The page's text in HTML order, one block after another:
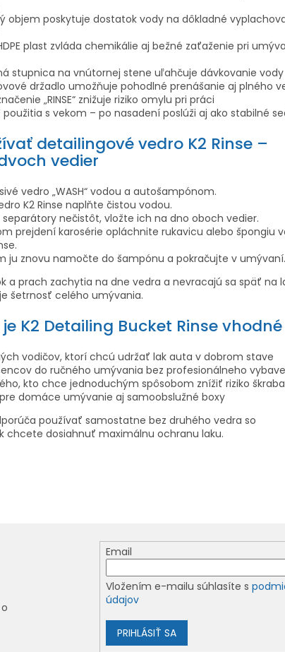
objem poskytuje dostatok vody na dôkladné
plast zvláda chemikálie aj bežné zaťaženie pri
stupnica na vnútornej stene uľahčuje dávkovanie vody
držadlo umožňuje pohodlné prenášanie aj plného
„RINSE“ znižuje riziko omylu pri práci
s vekom – po nasadení poslúži aj ako stabilné
detailingové vedro K2 Rinse –
vedier
vedro „WASH“ vodou a autošampónom.
K2 Rinse naplňte čistou vodou.
nečistôt, vložte ich na dno oboch vedier.
prejdení karosérie opláchnite rukavicu alebo špongiu
ju znovu namočte do šampónu a pokračujte v umývaní.
a prach zachytia na dne vedra a nevracajú sa späť na
šetrnosť celého umývania.
K2 Detailing Bucket Rinse vhodné
vodičov, ktorí chcú udržať lak auta v dobrom stave
do ručného umývania bez profesionálneho
kto chce jednoduchým spôsobom znížiť riziko
domáce umývanie aj samoobslužné boxy
používať samostatne bez druhého vedra so
chcete dosiahnuť maximálnu ochranu laku.
Email
Vložením e-mailu súhlasíte s
údajov
PRIHLÁSIŤ SA